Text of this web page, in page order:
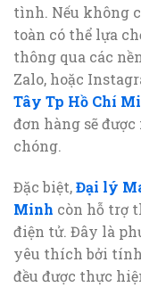
tình. Nếu không
toàn có thể lựa
thông qua các
Zalo, hoặc
Tây Tp Hồ Chí
đơn hàng sẽ
chóng.
Đặc biệt,Đại lý
Minh còn hỗ trợ
điện tử. Đây là
yêu thích bởi
đều được thực